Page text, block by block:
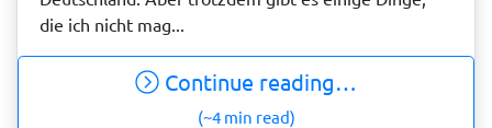
die ich nicht mag...
Continue reading…
(~4 min read)